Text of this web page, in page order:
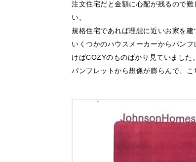
注文住宅だと金額に心配が残るので
い。
規格住宅であれば理想に近いお家を建
いくつかのハウスメーカーからパン
けばCOZYのものばかり見ていました。
パンフレットから想像が膨らんで、こ